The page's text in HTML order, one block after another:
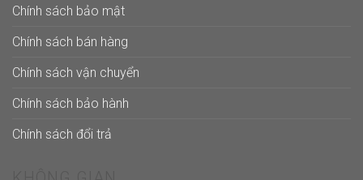
Chính sách bảo mật
Chính sách bán hàng
Chính sách vận chuyển
Chính sách bảo hành
Chính sách đổi trả